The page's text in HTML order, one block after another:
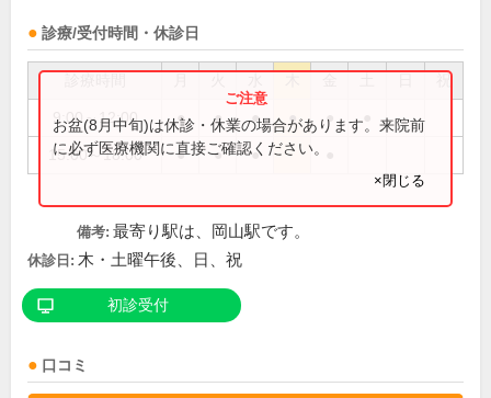
診療/受付時間・休診日
祝
9:00～12:00 ● ● ● ● ●
15:00～18:00 ● ● ●
お盆(8月中旬)は休診・休業の場合があります。来院前
に必ず医療機関に直接ご確認ください。
×閉じる
備考: 最寄り駅は、岡山駅です。
休診日: 木・土曜午後、日、祝
初診受付
口コミ